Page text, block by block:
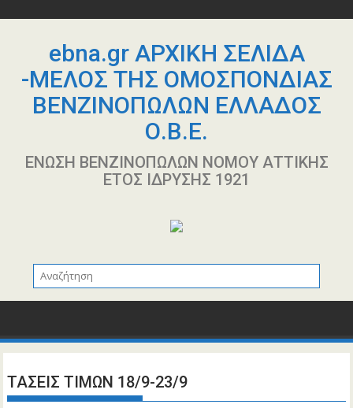
περιεχόμενοebna.gr ΑΡΧΙΚΗ ΣΕΛΙΔΑ
-ΜΕΛΟΣ ΤΗΣ ΟΜΟΣΠΟΝΔΙΑΣ
ΒΕΝΖΙΝΟΠΩΛΩΝ ΕΛΛΑΔΟΣ
Ο.Β.Ε.
ΕΝΩΣΗ ΒΕΝΖΙΝΟΠΩΛΩΝ ΝΟΜΟΥ ΑΤΤΙΚΗΣ
ΕΤΟΣ ΙΔΡΥΣΗΣ 1921
ΤΑΣΕΙΣ ΤΙΜΩΝ 18/9-23/9